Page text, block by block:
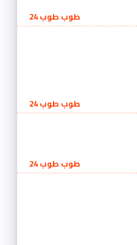
طوب طوب 24
طوب طوب 24
طوب طوب 24